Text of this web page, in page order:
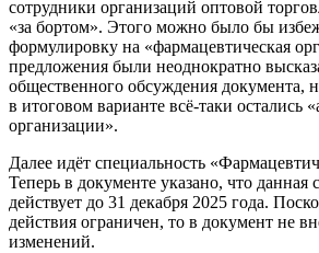
сотрудники организаций оптовой
«за бортом». Этого можно было бы
формулировку на «фармацевтическая
предложения были неоднократно
общественного обсуждения документа,
в итоговом варианте всё‑таки остались
организации».
Далее идёт специальность
Теперь в документе указано, что данная
действует до 31 декабря 2025 года.
действия ограничен, то в документ не
изменений.